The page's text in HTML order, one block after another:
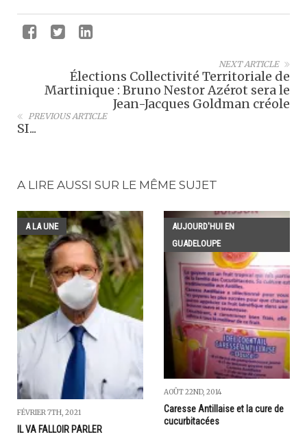
NEXT ARTICLE
Élections Collectivité Territoriale de
Martinique : Bruno Nestor Azérot sera le
Jean-Jacques Goldman créole
PREVIOUS ARTICLE
SI...
A LIRE AUSSI SUR LE MÊME SUJET
A LA UNE
FÉVRIER 7TH, 2021
IL VA FALLOIR PARLER
AUJOURD'HUI EN
GUADELOUPE
AOÛT 22ND, 2014
Caresse Antillaise et la cure de
cucurbitacées